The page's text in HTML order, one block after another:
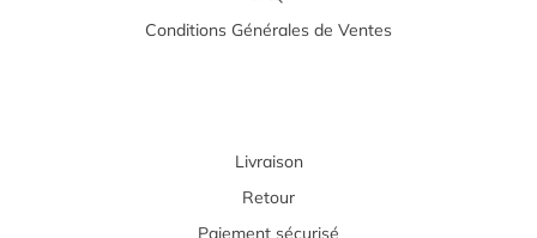
Conditions Générales de Ventes
Livraison
Retour
Paiement sécurisé